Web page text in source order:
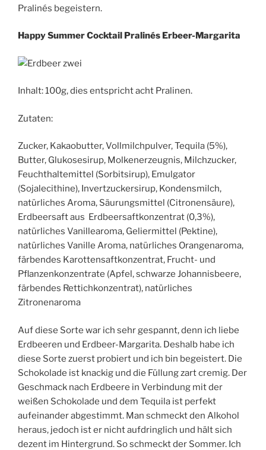
Pralinés begeistern.
Happy Summer Cocktail Pralinés Erbeer-Margarita
Inhalt: 100g, dies entspricht acht Pralinen.
Zutaten:
Zucker, Kakaobutter, Vollmilchpulver, Tequila (5%),
Butter, Glukosesirup, Molkenerzeugnis, Milchzucker,
Feuchthaltemittel (Sorbitsirup), Emulgator
(Sojalecithine), Invertzuckersirup, Kondensmilch,
natürliches Aroma, Säurungsmittel (Citronensäure),
Erdbeersaft aus Erdbeersaftkonzentrat (0,3%),
natürliches Vanillearoma, Geliermittel (Pektine),
natürliches Vanille Aroma, natürliches Orangenaroma,
färbendes Karottensaftkonzentrat, Frucht- und
Pflanzenkonzentrate (Apfel, schwarze Johannisbeere,
färbendes Rettichkonzentrat), natürliches
Zitronenaroma
Auf diese Sorte war ich sehr gespannt, denn ich liebe
Erdbeeren und Erdbeer-Margarita. Deshalb habe ich
diese Sorte zuerst probiert und ich bin begeistert. Die
Schokolade ist knackig und die Füllung zart cremig. Der
Geschmack nach Erdbeere in Verbindung mit der
weißen Schokolade und dem Tequila ist perfekt
aufeinander abgestimmt. Man schmeckt den Alkohol
heraus, jedoch ist er nicht aufdringlich und hält sich
dezent im Hintergrund. So schmeckt der Sommer. Ich